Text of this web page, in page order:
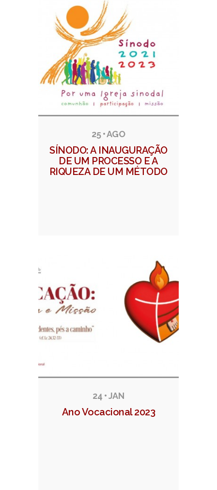
25 • AGO
SÍNODO: A INAUGURAÇÃO
DE UM PROCESSO E A
RIQUEZA DE UM MÉTODO
24 • JAN
Ano Vocacional 2023